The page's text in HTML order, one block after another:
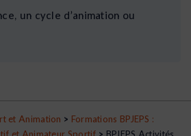
un cycle d’animation ou
et Animation > Formations BPJEPS :